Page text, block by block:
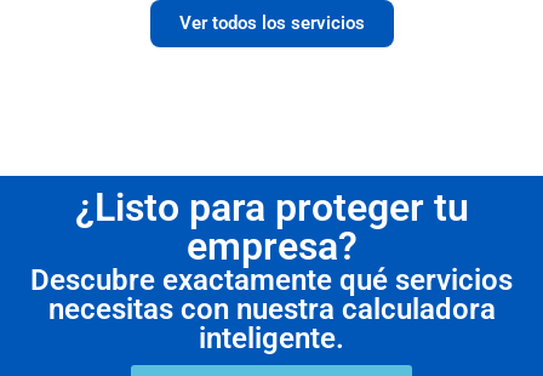
Ver todos los servicios
¿Listo para proteger tu
empresa?
Descubre exactamente qué servicios
necesitas con nuestra calculadora
inteligente.